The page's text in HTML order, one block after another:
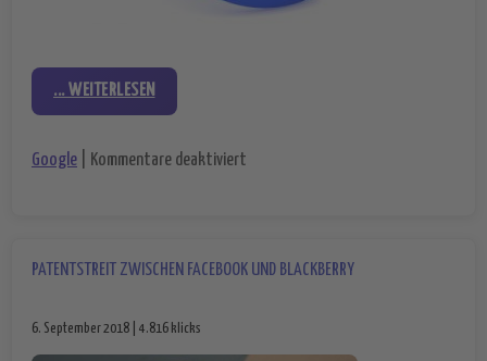
... WEITERLESEN
Google Kommentare deaktiviert
PATENTSTREIT ZWISCHEN FACEBOOK UND BLACKBERRY
6. September 2018 | 4.816 klicks